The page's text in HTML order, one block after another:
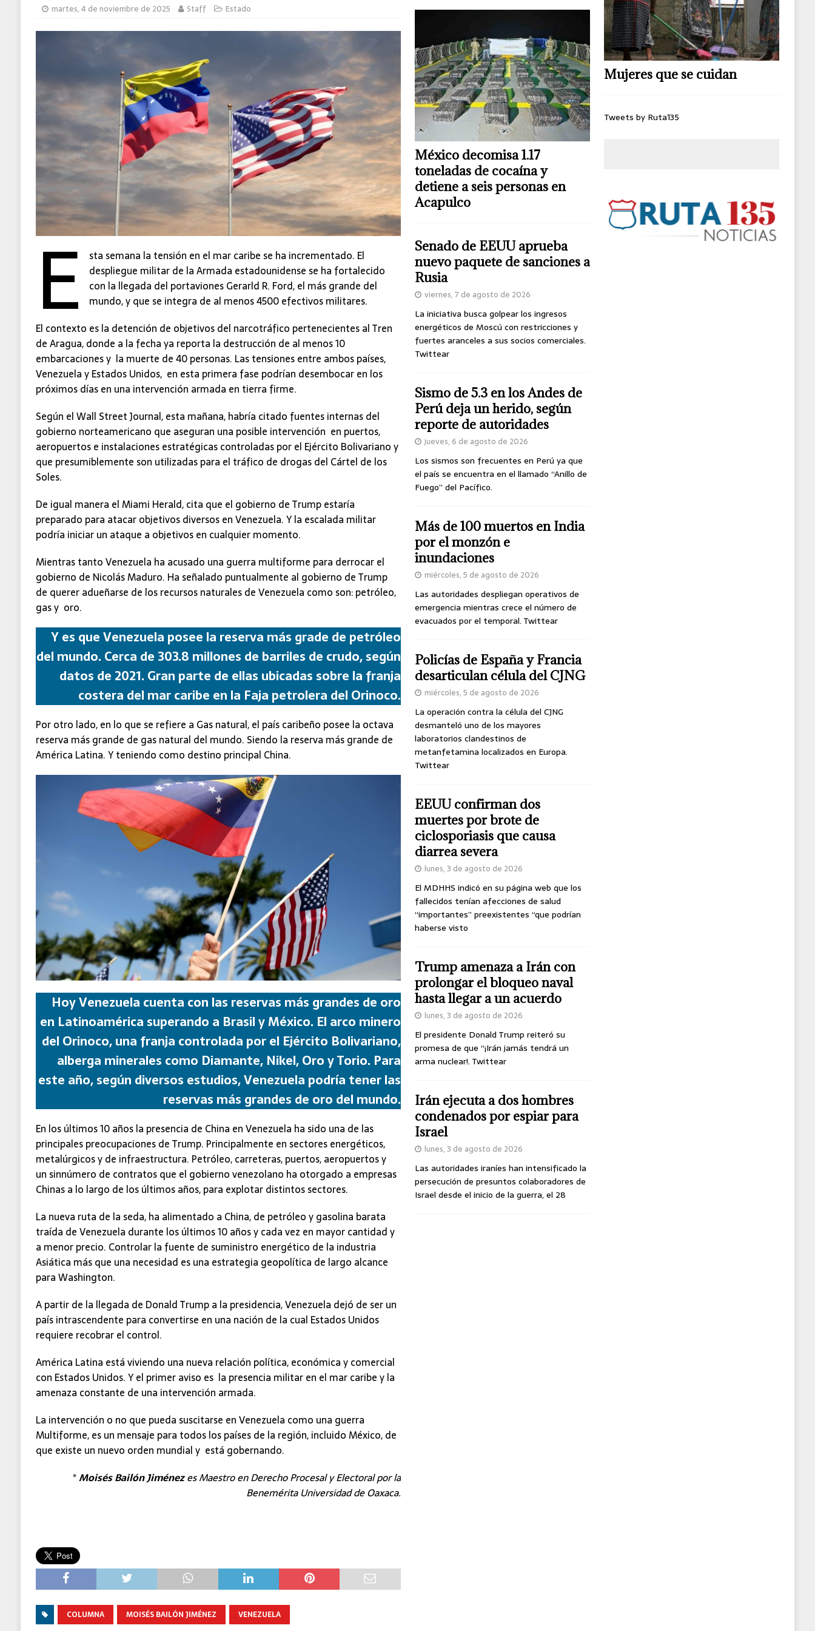
Ecatepec
ESTADO
martes, 4 de noviembre de 2025 Staff Estado
E sta semana la tensión en el mar caribe se ha incrementado. El
despliegue militar de la Armada estadounidense se ha fortalecido
con la llegada del portaviones Gerarld R. Ford, el más grande del
mundo, y que se integra de al menos 4500 efectivos militares.
El contexto es la detención de objetivos del narcotráfico pertenecientes al Tren
de Aragua, donde a la fecha ya reporta la destrucción de al menos 10
embarcaciones y la muerte de 40 personas. Las tensiones entre ambos países,
Venezuela y Estados Unidos, en esta primera fase podrían desembocar en los
próximos días en una intervención armada en tierra firme.
Según el Wall Street Journal, esta mañana, habría citado fuentes internas del
gobierno norteamericano que aseguran una posible intervención en puertos,
aeropuertos e instalaciones estratégicas controladas por el Ejército Bolivariano y
que presumiblemente son utilizadas para el tráfico de drogas del Cártel de los
Soles.
De igual manera el Miami Herald, cita que el gobierno de Trump estaría
preparado para atacar objetivos diversos en Venezuela. Y la escalada militar
podría iniciar un ataque a objetivos en cualquier momento.
Mientras tanto Venezuela ha acusado una guerra multiforme para derrocar el
gobierno de Nicolás Maduro. Ha señalado puntualmente al gobierno de Trump
de querer adueñarse de los recursos naturales de Venezuela como son: petróleo,
gas y oro.
Y es que Venezuela posee la reserva más grade de petróleo
del mundo. Cerca de 303.8 millones de barriles de crudo, según
datos de 2021. Gran parte de ellas ubicadas sobre la franja
costera del mar caribe en la Faja petrolera del Orinoco.
Por otro lado, en lo que se refiere a Gas natural, el país caribeño posee la octava
reserva más grande de gas natural del mundo. Siendo la reserva más grande de
América Latina. Y teniendo como destino principal China.
Hoy Venezuela cuenta con las reservas más grandes de oro
en Latinoamérica superando a Brasil y México. El arco minero
del Orinoco, una franja controlada por el Ejército Bolivariano,
alberga minerales como Diamante, Nikel, Oro y Torio. Para
este año, según diversos estudios, Venezuela podría tener las
reservas más grandes de oro del mundo.
En los últimos 10 años la presencia de China en Venezuela ha sido una de las
principales preocupaciones de Trump. Principalmente en sectores energéticos,
metalúrgicos y de infraestructura. Petróleo, carreteras, puertos, aeropuertos y
un sinnúmero de contratos que el gobierno venezolano ha otorgado a empresas
Chinas a lo largo de los últimos años, para explotar distintos sectores.
La nueva ruta de la seda, ha alimentado a China, de petróleo y gasolina barata
traída de Venezuela durante los últimos 10 años y cada vez en mayor cantidad y
a menor precio. Controlar la fuente de suministro energético de la industria
Asiática más que una necesidad es una estrategia geopolítica de largo alcance
para Washington.
A partir de la llegada de Donald Trump a la presidencia, Venezuela dejó de ser un
país intrascendente para convertirse en una nación de la cual Estados Unidos
requiere recobrar el control.
América Latina está viviendo una nueva relación política, económica y comercial
con Estados Unidos. Y el primer aviso es la presencia militar en el mar caribe y la
amenaza constante de una intervención armada.
La intervención o no que pueda suscitarse en Venezuela como una guerra
Multiforme, es un mensaje para todos los países de la región, incluido México, de
que existe un nuevo orden mundial y está gobernando.
*Moisés Bailón Jiménezes Maestro en Derecho Procesal y Electoral por la
Benemérita Universidad de Oaxaca.
COLUMNA MOISÉS BAILÓN JIMÉNEZ VENEZUELA
México decomisa 1.17
toneladas de cocaína y
detiene a seis personas en
Acapulco
Senado de EEUU aprueba
nuevo paquete de sanciones a
Rusia
viernes, 7 de agosto de 2026
La iniciativa busca golpear los ingresos
energéticos de Moscú con restricciones y
fuertes aranceles a sus socios comerciales.
Twittear
Sismo de 5.3 en los Andes de
Perú deja un herido, según
reporte de autoridades
jueves, 6 de agosto de 2026
Los sismos son frecuentes en Perú ya que
el país se encuentra en el llamado “Anillo de
Fuego” del Pacífico.
Más de 100 muertos en India
por el monzón e
inundaciones
miércoles, 5 de agosto de 2026
Las autoridades despliegan operativos de
emergencia mientras crece el número de
evacuados por el temporal. Twittear
Policías de España y Francia
desarticulan célula del CJNG
miércoles, 5 de agosto de 2026
La operación contra la célula del CJNG
desmanteló uno de los mayores
laboratorios clandestinos de
metanfetamina localizados en Europa.
Twittear
EEUU confirman dos
muertes por brote de
ciclosporiasis que causa
diarrea severa
lunes, 3 de agosto de 2026
El MDHHS indicó en su página web que los
fallecidos tenían afecciones de salud
“importantes” preexistentes “que podrían
haberse visto
Trump amenaza a Irán con
prolongar el bloqueo naval
hasta llegar a un acuerdo
lunes, 3 de agosto de 2026
El presidente Donald Trump reiteró su
promesa de que “¡Irán jamás tendrá un
arma nuclear!. Twittear
Irán ejecuta a dos hombres
condenados por espiar para
Israel
lunes, 3 de agosto de 2026
Las autoridades iraníes han intensificado la
persecución de presuntos colaboradores de
Israel desde el inicio de la guerra, el 28
Mujeres que se cuidan
Tweets by Ruta135